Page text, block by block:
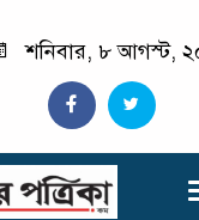
শনিবার, ৮ আগস্ট,